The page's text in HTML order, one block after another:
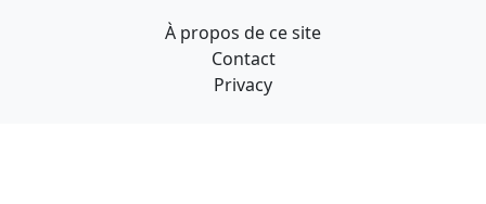
À propos de ce site
Contact
Privacy